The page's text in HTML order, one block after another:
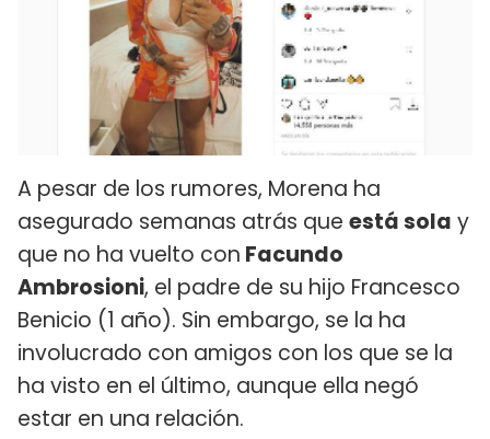
A pesar de los rumores, Morena ha
asegurado semanas atrás que está sola y
que no ha vuelto con Facundo
Ambrosioni, el padre de su hijo Francesco
Benicio (1 año). Sin embargo, se la ha
involucrado con amigos con los que se la
ha visto en el último, aunque ella negó
estar en una relación.